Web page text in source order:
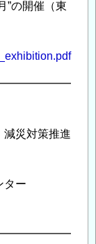
”の開催（東
減災対策推進
ター